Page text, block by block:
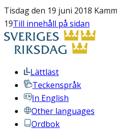
Tisdag den 19 juni 2018
19Till innehåll på sidan
Lättläst
Teckenspråk
In English
Other languages
Ordbok